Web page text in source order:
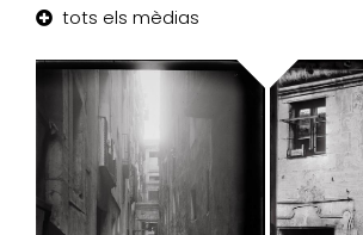
tots els mèdias